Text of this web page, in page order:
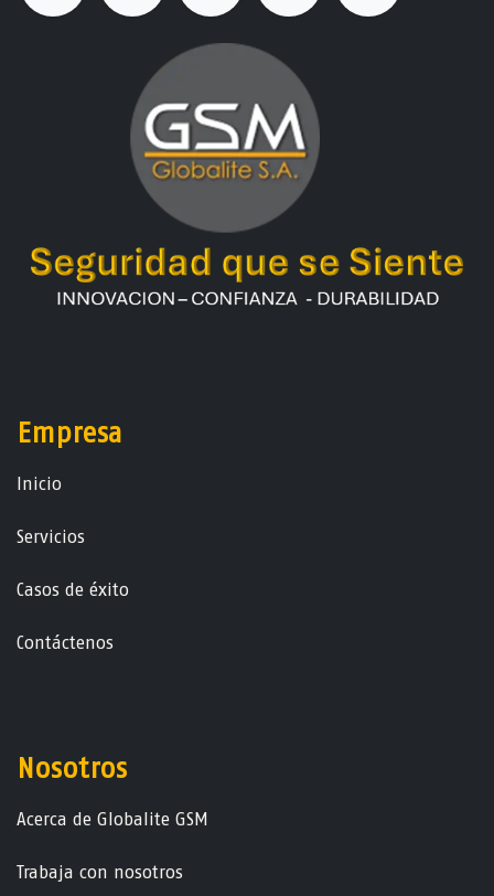
Empresa
Ini​ci​o
Servicios
Casos de éxito
Contáctenos
Nosotros
Acerca de Globalite GSM
Trabaja con nosotros